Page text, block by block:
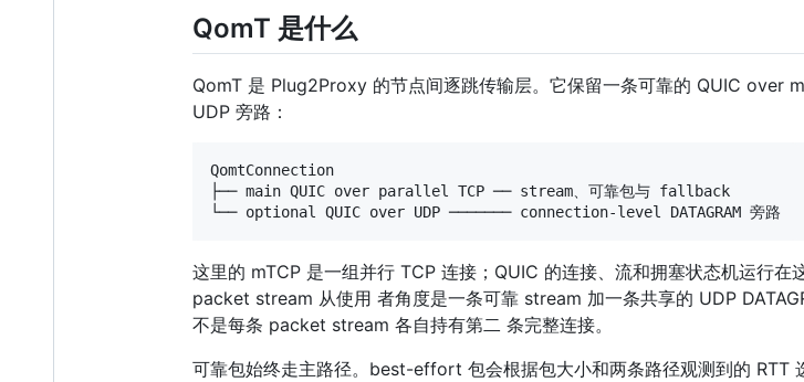
QomT 是什么
QomT 是 Plug2Proxy 的节点间逐跳传输层。它保留一条可靠的 QUIC over
UDP 旁路：
QomtConnection
├── main QUIC over parallel TCP ── stream、可靠包与 fallback
这里的 mTCP 是一组并行 TCP 连接；QUIC 的连接、流和拥塞状态机运行在
packet stream 从使用 者角度是一条可靠 stream 加一条共享的 UDP
不是每条 packet stream 各自持有第二 条完整连接。
可靠包始终走主路径。best-effort 包会根据包大小和两条路径观测到的 RTT